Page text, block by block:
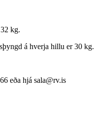
kg.
á hverja hillu er 30 kg.
eða hjá sala@rv.is